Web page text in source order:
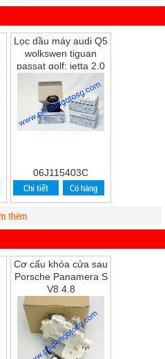
Lọc dầu máy audi Q5
wolkswen tiguan
passat golf; jetta 2.0
06J115403C
Chi tiết Có hàng
thêm
Cơ cấu khóa cửa sau
Porsche Panamera S
V8 4.8